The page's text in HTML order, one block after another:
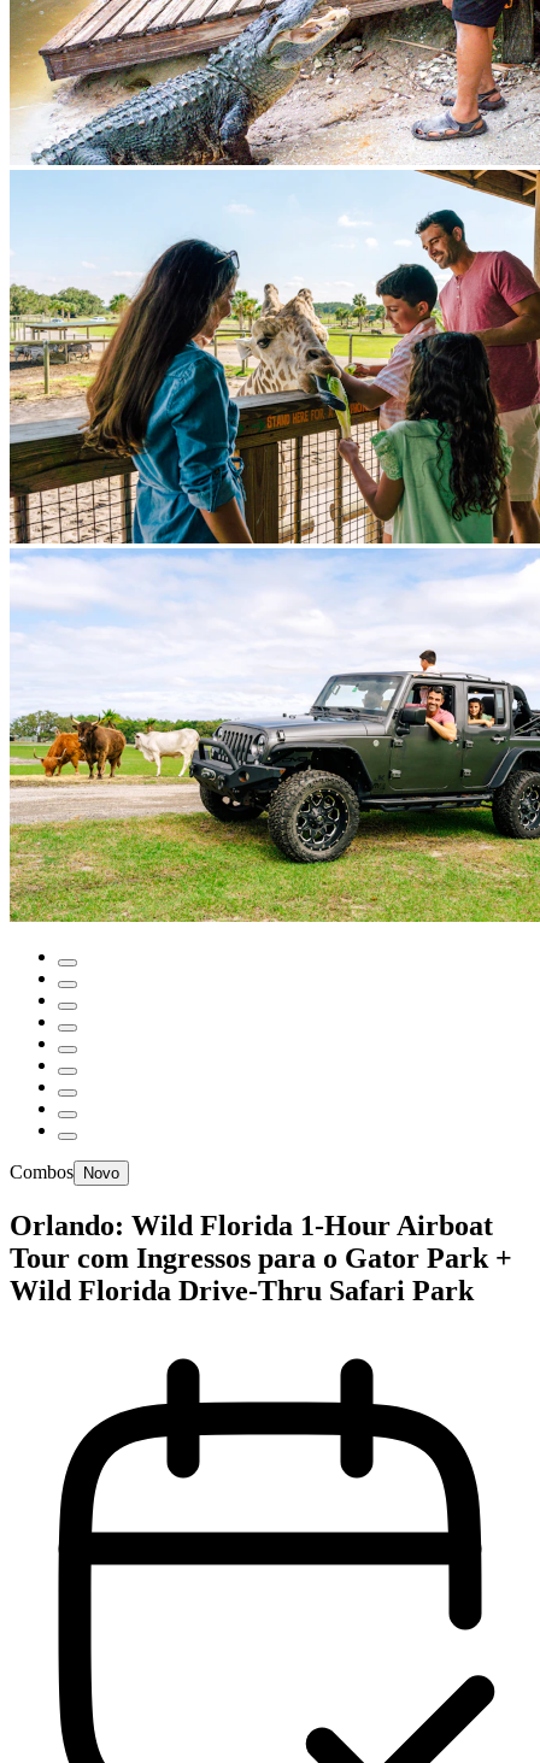
Combos Novo
Orlando: Wild Florida 1-Hour Airboat
Tour com Ingressos para o Gator Park +
Wild Florida Drive-Thru Safari Park